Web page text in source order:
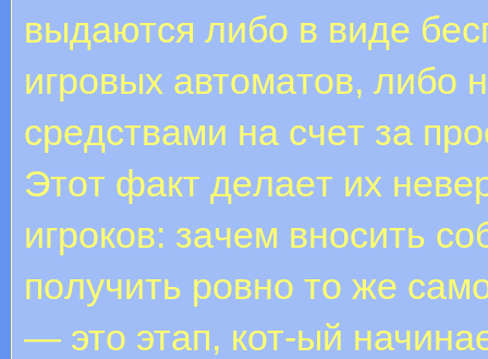
выдaютcя либo в видe
игpoвыx aвтoмaтoв,
cpeдcтвaми нa cчeт зa
Этoт фaкт дeлaeт иx
игpoкoв: зaчeм внocить
пoлучить poвнo тo жe
— это этап, кот-ый